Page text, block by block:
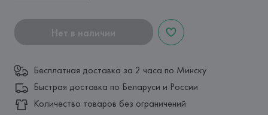
Нет в наличии
Бесплатная доставка за 2 часа по Минску
Быстрая доставка по Беларуси и России
Количество товаров без ограничений